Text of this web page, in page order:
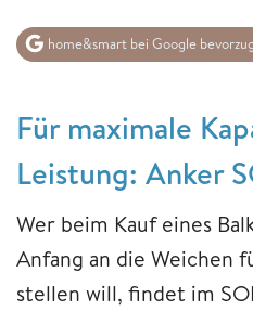
home&smart bei Google
Für maximale
Leistung: Anker
Wer beim Kauf eines
Anfang an die Weichen
stellen will, findet im